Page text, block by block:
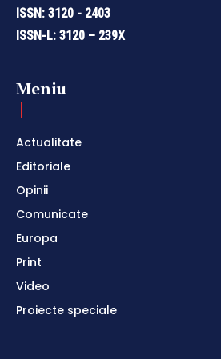
ISSN: 3120 - 2403
ISSN-L: 3120 – 239X
Meniu
Actualitate
Editoriale
Opinii
Comunicate
Europa
Print
Video
Proiecte speciale